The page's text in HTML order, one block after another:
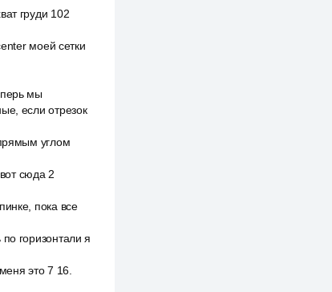
груди 102
моей сетки
мы
если отрезок
углом
сюда 2
пока все
горизонтали я
это 7 16.